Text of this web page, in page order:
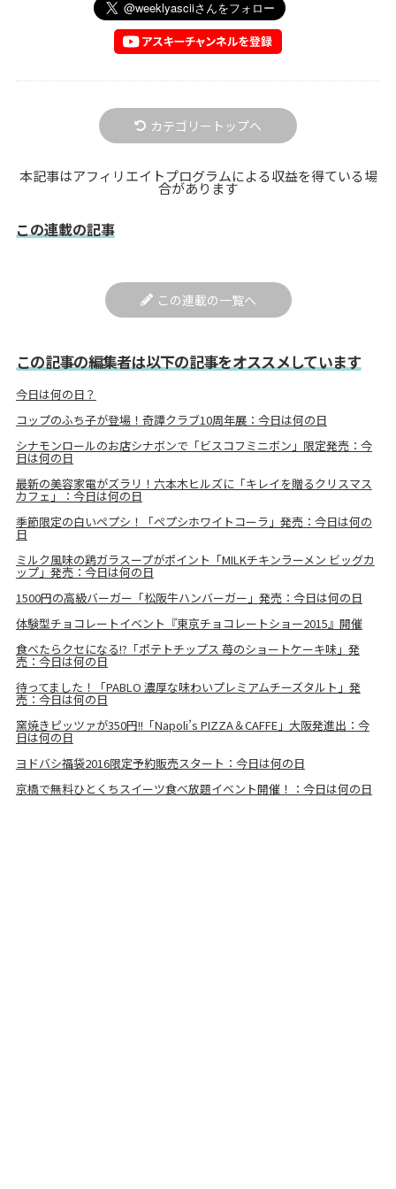
カテゴリートップへ
本記事はアフィリエイトプログラムによる収益を得ている場
合があります
この連載の記事
この連載の一覧へ
この記事の編集者は以下の記事をオススメしています
今日は何の日？
コップのふち子が登場！奇譚クラブ10周年展：今日は何の日
シナモンロールのお店シナボンで「ビスコフミニボン」限定発売：今
日は何の日
最新の美容家電がズラリ！六本木ヒルズに「キレイを贈るクリスマス
カフェ」：今日は何の日
季節限定の白いペプシ！「ペプシホワイトコーラ」発売：今日は何の
日
ミルク風味の鶏ガラスープがポイント「MILKチキンラーメン ビッグカ
ップ」発売：今日は何の日
1500円の高級バーガー「松阪牛ハンバーガー」発売：今日は何の日
体験型チョコレートイベント『東京チョコレートショー2015』開催
食べたらクセになる!?「ポテトチップス 苺のショートケーキ味」発
売：今日は何の日
待ってました！「PABLO 濃厚な味わいプレミアムチーズタルト」発
売：今日は何の日
窯焼きピッツァが350円!!「Napoli’s PIZZA＆CAFFE」大阪発進出：今
日は何の日
ヨドバシ福袋2016限定予約販売スタート：今日は何の日
京橋で無料ひとくちスイーツ食べ放題イベント開催！：今日は何の日